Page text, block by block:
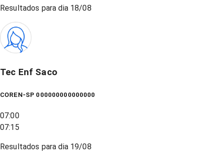
Resultados para dia 18/08
Tec Enf Saco
COREN-SP 000000000000000
07:00
07:15
Resultados para dia 19/08